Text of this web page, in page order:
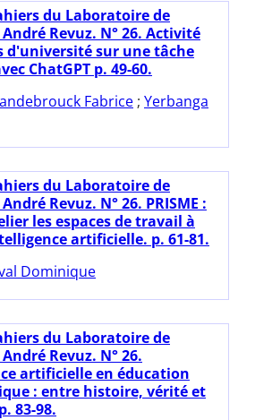
du Laboratoire de
Revuz. N° 26. Activité
d'université sur une tâche
ChatGPT p. 49-60.
Fabrice ; Yerbanga
du Laboratoire de
Revuz. N° 26. PRISME :
les espaces de travail à
artificielle. p. 61-81.
Dominique
du Laboratoire de
Revuz. N° 26.
artificielle en éducation
: entre histoire, vérité et
83-98.